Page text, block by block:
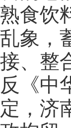
熟食饮
乱象，
接、整
反《中
定，济